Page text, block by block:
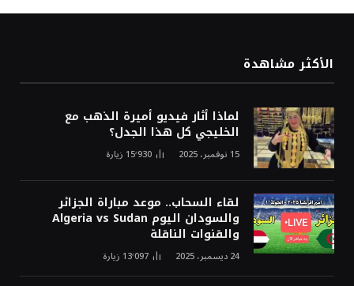
الأكثر مشاهدة
لماذا أثار فيديو أميرة الذهب مع
الخليجي كل هذا الجدل؟
15 نوفمبر، 2025 15٬930 زيارة
لقاء السحاب.. موعد مباراة الجزائر
والسودان اليوم Algeria vs Sudan
والقنوات الناقلة
24 ديسمبر، 2025 13٬097 زيارة